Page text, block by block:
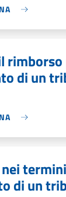
di un
di un